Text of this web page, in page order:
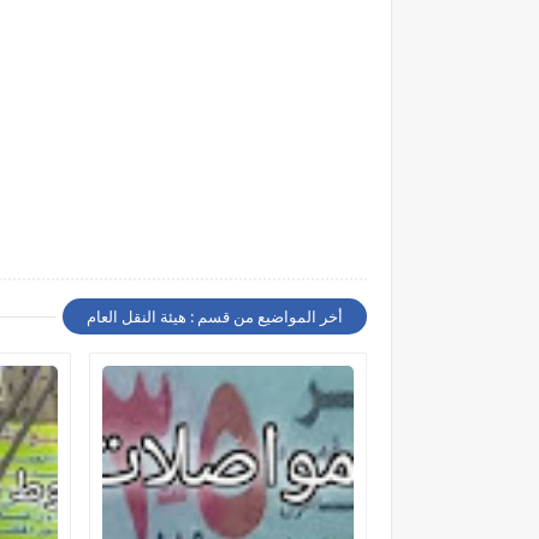
أخر المواضيع من قسم : هيئة النقل العام